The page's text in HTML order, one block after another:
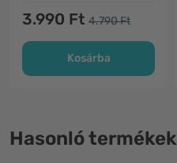
3.990 Ft 4.790 Ft
Kosárba
Hasonló termékek